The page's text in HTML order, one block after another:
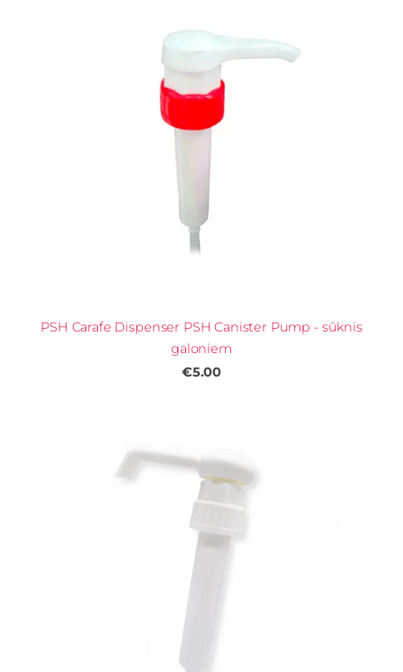
PSH Carafe Dispenser PSH Canister Pump - sūknis
galoniem
€5.00